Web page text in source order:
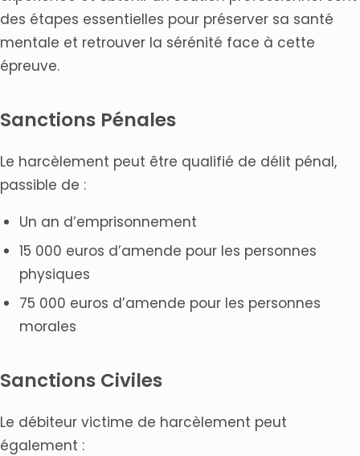
des étapes essentielles pour préserver sa santé
mentale et retrouver la sérénité face à cette
épreuve.
Sanctions Pénales
Le harcèlement peut être qualifié de délit pénal,
passible de :
Un an d’emprisonnement
15 000 euros d’amende pour les personnes
physiques
75 000 euros d’amende pour les personnes
morales
Sanctions Civiles
Le débiteur victime de harcèlement peut
également :